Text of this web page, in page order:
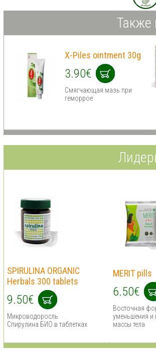
Также
X-Piles ointment 30g
3.90€
Смягчающая мазь при
геморрое
SPIRULINA ORGANIC
Herbals 300 tablets
9.50€
Микроводоросль
Спирулина БИО в таблетках
MERIT pills
6.50€
Восточная
уменьшения и
массы тела